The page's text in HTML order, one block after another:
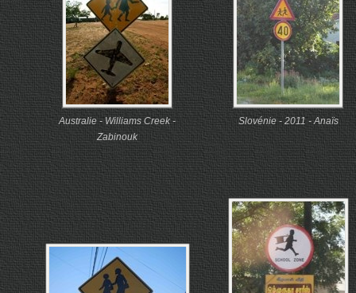
Australie - Williams Creek -
Zabinouk
Slovénie - 2011 - Anaïs